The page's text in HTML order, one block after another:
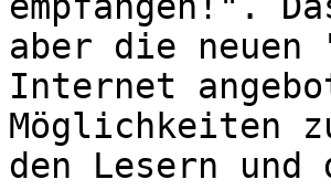
aber die
Internet
Möglichkeiten
den Lesern